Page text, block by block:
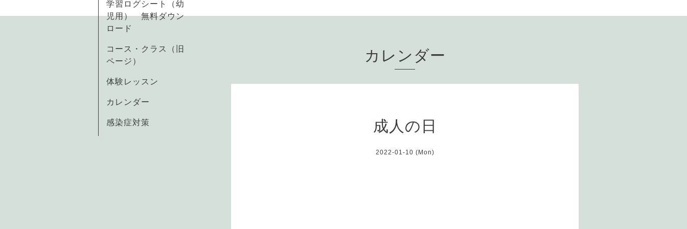
学習ログシート（幼
児用） 無料ダウン
ロード
コース・クラス（旧
ページ）
体験レッスン
カレンダー
感染症対策
カレンダー
成人の日
2022-01-10 (Mon)